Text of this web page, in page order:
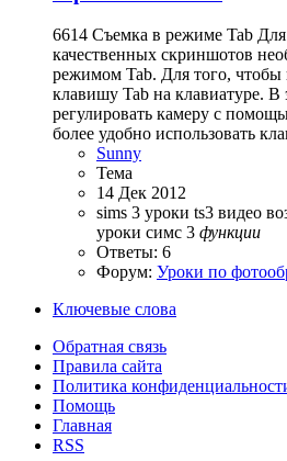
6614 Съемка в режиме Tab
качественных скриншотов
режимом Tab. Для того, чтобы
клавишу Tab на клавиатуре.
регулировать камеру с
более удобно использовать
Sunny
Тема
14 Дек 2012
sims 3 уроки ts3 видео
уроки симс 3 функции
Ответы: 6
Форум: Уроки по
Ключевые слова
Обратная связь
Правила сайта
Политика
Помощь
Главная
RSS